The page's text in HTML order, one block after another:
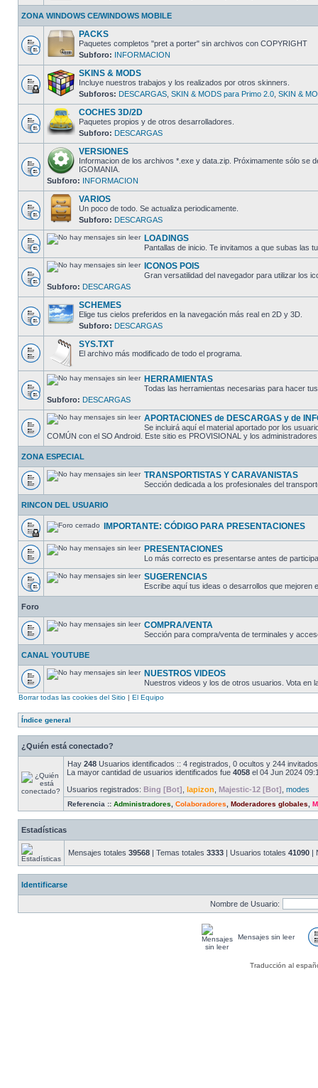
ZONA WINDOWS CE/WINDOWS MOBILE
PACKS
Paquetes completos "pret a porter" sin archivos con COPYRIGHT
Subforo: INFORMACION
SKINS & MODS
Incluye nuestros trabajos y los realizados por otros skinners.
Subforos: DESCARGAS SKIN & MODS para Primo 2.0 SKIN &
COCHES 3D/2D
Paquetes propios y de otros desarrolladores.
Subforo: DESCARGAS
VERSIONES
Informacion de los archivos *.exe y data.zip. Próximamente sólo se
IGOMANIA.
Subforo: INFORMACION
VARIOS
Un poco de todo. Se actualiza periodicamente.
Subforo: DESCARGAS
LOADINGS
Pantallas de inicio. Te invitamos a que subas las
ICONOS POIS
Gran versatilidad del navegador para utilizar los
Subforo: DESCARGAS
SCHEMES
Elige tus cielos preferidos en la navegación más real en 2D y 3D.
Subforo: DESCARGAS
SYS.TXT
El archivo más modificado de todo el programa.
HERRAMIENTAS
Todas las herramientas necesarias para hacer
Subforo: DESCARGAS
APORTACIONES de DESCARGAS y de
Se incluirá aquí el material aportado por los
COMÚN con el SO Android. Este sitio es PROVISIONAL y los
ZONA ESPECIAL
TRANSPORTISTAS Y CARAVANISTAS
Sección dedicada a los profesionales del
RINCON DEL USUARIO
IMPORTANTE: CÓDIGO PARA PRESENTACIONES
PRESENTACIONES
Lo más correcto es presentarse antes de
SUGERENCIAS
Escribe aquí tus ideas o desarrollos que mejoren
Foro
COMPRA/VENTA
Sección para compra/venta de terminales y
CANAL YOUTUBE
NUESTROS VIDEOS
Nuestros videos y los de otros usuarios. Vota en
Borrar todas las cookies del Sitio | El Equipo
Índice general
¿Quién está conectado?
Hay 248 Usuarios identificados :: 4 registrados, 0 ocultos y 244
La mayor cantidad de usuarios identificados fue 4058 el 04 Jun 2024
Usuarios registrados: Bing [Bot] lapizon Majestic-12 [Bot] modes
Referencia :: Administradores Colaboradores Moderadores globales
Estadísticas
Mensajes totales 39568 | Temas totales 3333 | Usuarios totales 41090 |
Identificarse
Nombre de Usuario:
Mensajes sin leer
Traducción al